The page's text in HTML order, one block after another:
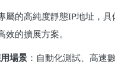
屬的高純度靜態IP地址，
的擴展方案。
場景 ：自動化測試、高速